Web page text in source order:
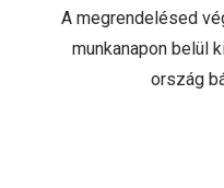
A megrendelésed
munkanapon belül
ország